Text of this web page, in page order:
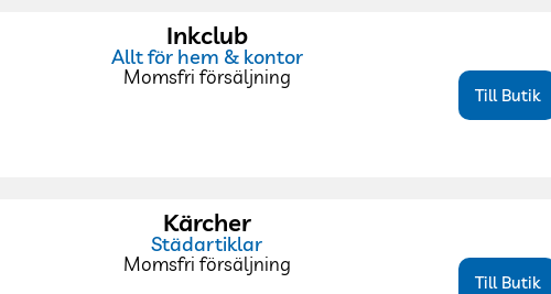
Inkclub
Allt för hem & kontor
Momsfri försäljning
Till Butik
Kärcher
Städartiklar
Momsfri försäljning
Till Butik